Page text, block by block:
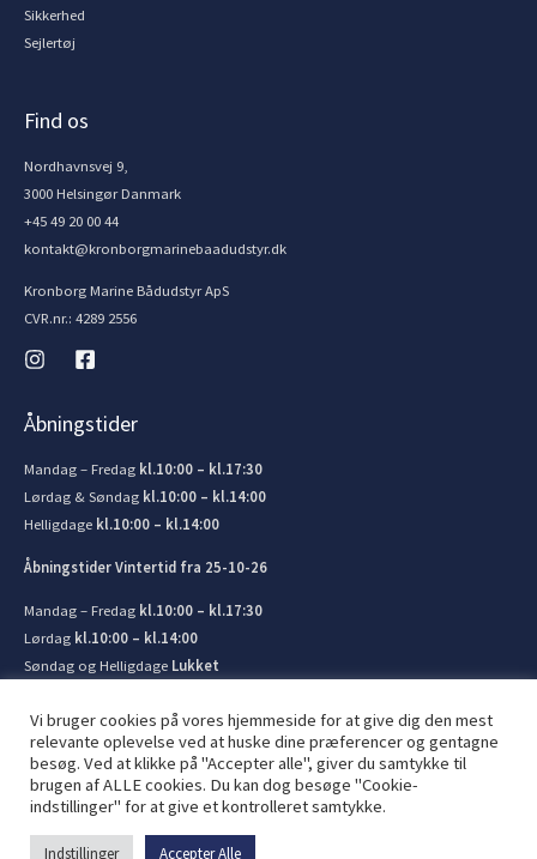
Sikkerhed
Sejlertøj
Find os
Nordhavnsvej 9,
3000 Helsingør Danmark
+45 49 20 00 44
kontakt@kronborgmarinebaadudstyr.dk
Kronborg Marine Bådudstyr ApS
CVR.nr.: 4289 2556
Åbningstider
Mandag – Fredag kl.10:00 – kl.17:30
Lørdag & Søndag kl.10:00 – kl.14:00
Helligdage kl.10:00 – kl.14:00
Åbningstider Vintertid fra 25-10-26
Mandag – Fredag kl.10:00 – kl.17:30
Lørdag kl.10:00 – kl.14:00
Søndag og Helligdage Lukket
© 2026 Kronborg Marine og Bådudstyr. Lavet af JIT ApS
Vi bruger cookies på vores hjemmeside for at give dig den mest
relevante oplevelse ved at huske dine præferencer og gentagne
besøg. Ved at klikke på "Accepter alle", giver du samtykke til
brugen af ​​ALLE cookies. Du kan dog besøge "Cookie-
indstillinger" for at give et kontrolleret samtykke.
Indstillinger Accepter Alle